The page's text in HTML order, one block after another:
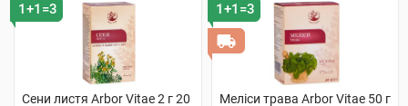
1+1=3
Сени листя Arbor Vitae 2 г 20
1+1=3
Меліси трава Arbor Vitae 50 г